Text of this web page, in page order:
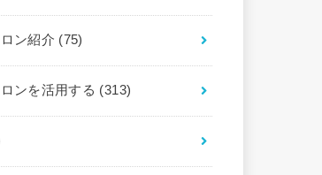
ン紹介 (75)
ンを活用する (313)